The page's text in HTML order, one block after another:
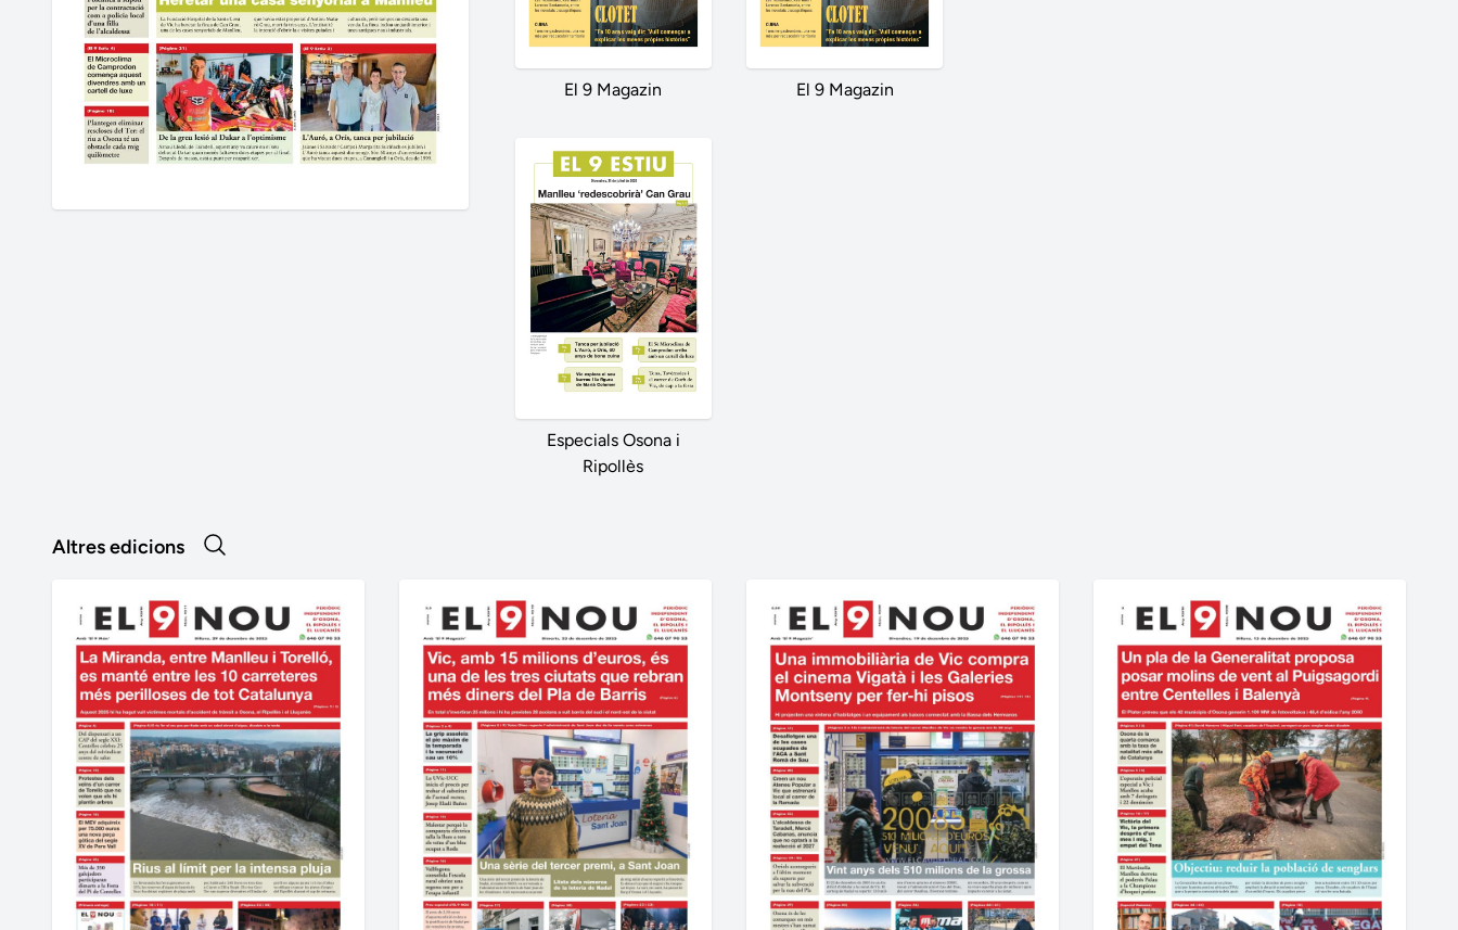
El 9 Magazin El 9 Magazin
Especials Osona i
Ripollès
Altres edicions